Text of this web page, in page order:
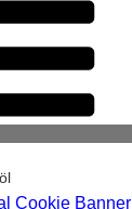
Cookie Banner